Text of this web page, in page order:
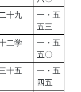
十九
一・五
五三
二学
一・五
五〇
十五
一・五
四五